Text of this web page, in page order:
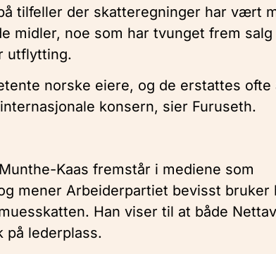
tilfeller der skatteregninger har vært
midler, noe som har tvunget frem salg
utflytting.
norske eiere, og de erstattes ofte
konsern, sier Furuseth.
Kaas fremstår i mediene som
mener Arbeiderpartiet bevisst bruker
Han viser til at både
på lederplass.